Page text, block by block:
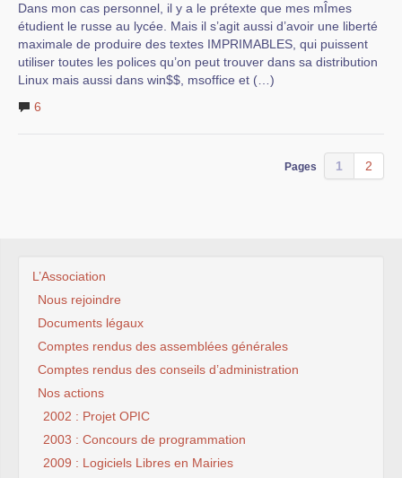
Dans mon cas personnel, il y a le prétexte que mes mÎmes
étudient le russe au lycée. Mais il s’agit aussi d’avoir une liberté
maximale de produire des textes IMPRIMABLES, qui puissent
utiliser toutes les polices qu’on peut trouver dans sa distribution
Linux mais aussi dans win$$, msoffice et (…)
6
Pages 1 2
L’Association
Nous rejoindre
Documents légaux
Comptes rendus des assemblées générales
Comptes rendus des conseils d’administration
Nos actions
2002 : Projet OPIC
2003 : Concours de programmation
2009 : Logiciels Libres en Mairies